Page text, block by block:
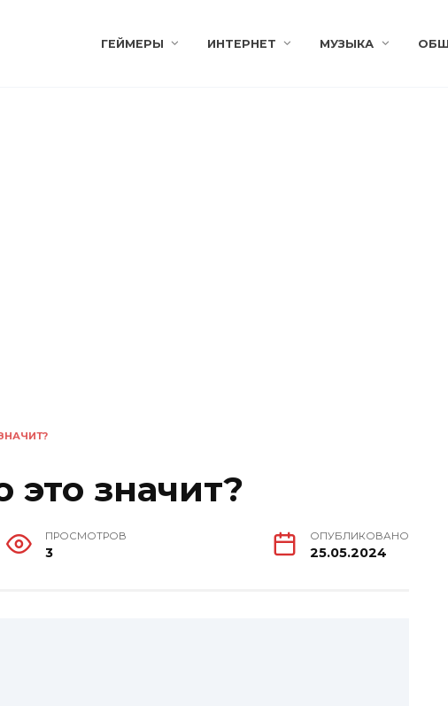
ГЕЙМЕРЫ ИНТЕРНЕТ МУЗЫКА
это значит?
ПРОСМОТРОВ
3
ОПУБЛИКОВАНО
25.05.2024